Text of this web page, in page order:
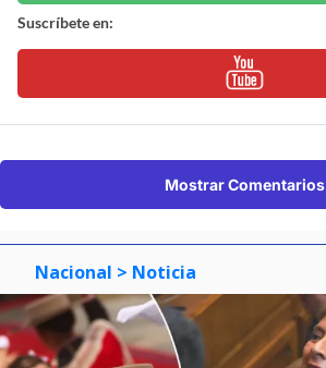
Suscríbete en:
Mostrar Comentarios
Nacional > Noticia